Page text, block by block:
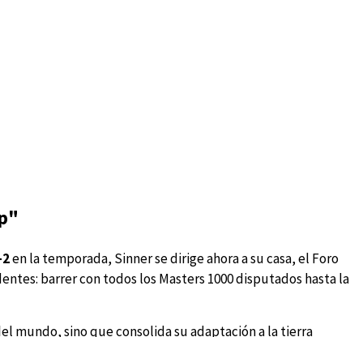
en la temporada, Sinner se dirige ahora a su casa, el Foro
barrer con todos los Masters 1000 disputados hasta la
mundo, sino que consolida su adaptación a la tierra